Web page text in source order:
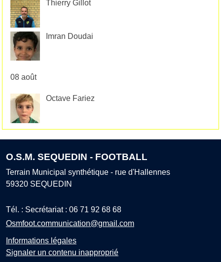
Thierry Gillot
Imran Doudai
08 août
Octave Fariez
O.S.M. SEQUEDIN - FOOTBALL
Terrain Municipal synthétique - rue d'Hallennes
59320 SEQUEDIN
Tél. : Secrétariat : 06 71 92 68 68
Osmfoot.communication@gmail.com
Informations légales
Signaler un contenu inapproprié